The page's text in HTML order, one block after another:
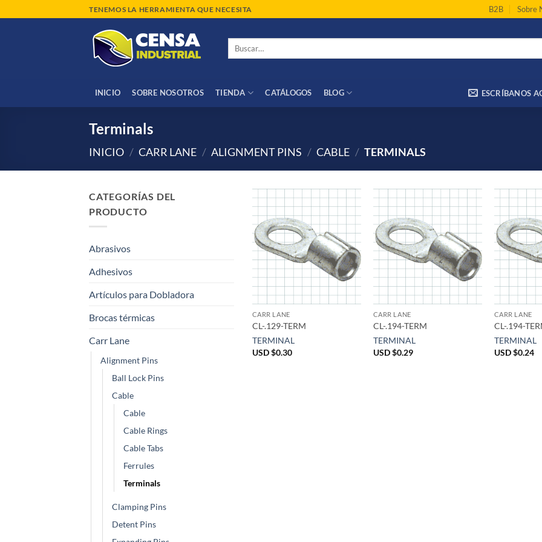
al
TENEMOS LA HERRAMIENTA QUE NECESITA B2B Sobre
Buscar
INICIO SOBRE NOSOTROS TIENDA CATÁLOGOS BLOG ESCRÍBANOS
Terminals
INICIO / CARR LANE / ALIGNMENT PINS / CABLE / TERMINALS
CATEGORÍAS DEL
PRODUCTO
Abrasivos
Adhesivos
Artículos para Dobladora
Brocas térmicas
Carr Lane
Alignment Pins
Ball Lock Pins
Cable
Cable
Cable Rings
Cable Tabs
Ferrules
Terminals
Clamping Pins
Detent Pins
CARR LANE
CL-.129-TERM
TERMINAL
USD $0.30
CARR LANE
CL-.194-TERM
TERMINAL
USD $0.29
CARR LANE
CL-.194-
TERMINAL
USD $0.24